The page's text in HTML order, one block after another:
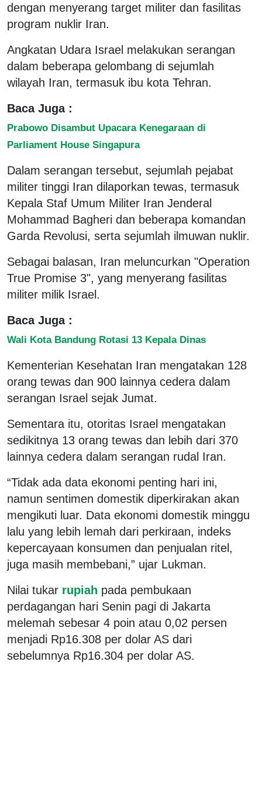
dengan menyerang target militer dan fasilitas
program nuklir Iran.
Angkatan Udara Israel melakukan serangan
dalam beberapa gelombang di sejumlah
wilayah Iran, termasuk ibu kota Tehran.
Baca Juga :
Prabowo Disambut Upacara Kenegaraan di
Parliament House Singapura
Dalam serangan tersebut, sejumlah pejabat
militer tinggi Iran dilaporkan tewas, termasuk
Kepala Staf Umum Militer Iran Jenderal
Mohammad Bagheri dan beberapa komandan
Garda Revolusi, serta sejumlah ilmuwan nuklir.
Sebagai balasan, Iran meluncurkan "Operation
True Promise 3", yang menyerang fasilitas
militer milik Israel.
Baca Juga :
Wali Kota Bandung Rotasi 13 Kepala Dinas
Kementerian Kesehatan Iran mengatakan 128
orang tewas dan 900 lainnya cedera dalam
serangan Israel sejak Jumat.
Sementara itu, otoritas Israel mengatakan
sedikitnya 13 orang tewas dan lebih dari 370
lainnya cedera dalam serangan rudal Iran.
“Tidak ada data ekonomi penting hari ini,
namun sentimen domestik diperkirakan akan
mengikuti luar. Data ekonomi domestik minggu
lalu yang lebih lemah dari perkiraan, indeks
kepercayaan konsumen dan penjualan ritel,
juga masih membebani,” ujar Lukman.
Nilai tukar rupiah pada pembukaan
perdagangan hari Senin pagi di Jakarta
melemah sebesar 4 poin atau 0,02 persen
menjadi Rp16.308 per dolar AS dari
sebelumnya Rp16.304 per dolar AS.